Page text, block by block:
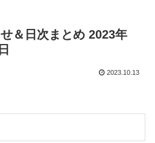
＆日次まとめ 2023年
2023.10.13